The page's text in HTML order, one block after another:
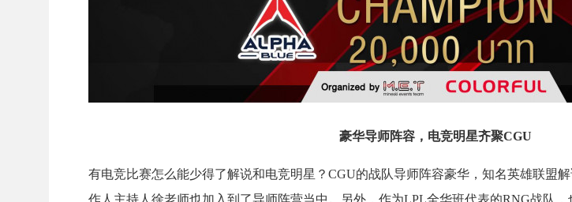
豪华导师阵容，电竞明星齐聚CGU
有电竞比赛怎么能少得了解说和电竞明星？CGU的战队导师阵容豪华，知名英雄联盟
作人主持人徐老师也加入到了导师阵营当中。另外，作为LPL全华班代表的RNG战队